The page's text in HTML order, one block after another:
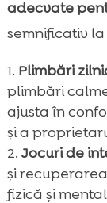
adecvate
semnificativ
Plimbări
plimbări
ajusta în
și a
Jocuri de
și
fizică și